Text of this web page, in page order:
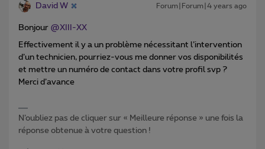
David W Forum|Forum|4 years ago
Bonjour @XIII-XX
Effectivement il y a un problème nécessitant l’intervention
d’un technicien, pourriez-vous me donner vos disponibilités
et mettre un numéro de contact dans votre profil svp ?
Merci d’avance
N’oubliez pas de cliquer sur « Meilleure réponse » une fois la
réponse obtenue à votre question !